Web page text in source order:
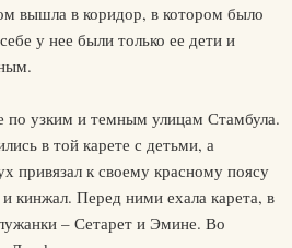
вышла в коридор, в котором было
у нее были только ее дети и
по узким и темным улицам Стамбула.
в той карете с детьми, а
привязал к своему красному поясу
кинжал. Перед ними ехала карета, в
– Сетарет и Эмине. Во